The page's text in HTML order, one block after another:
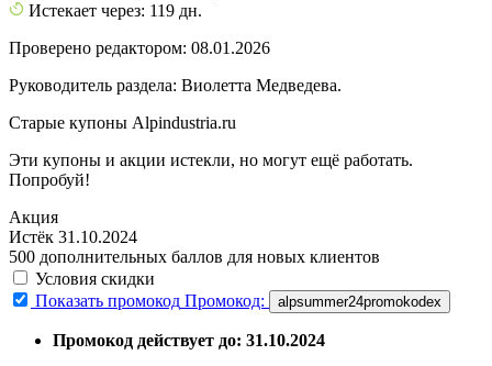
Истекает через: 119 дн.
Проверено редактором: 08.01.2026
Руководитель раздела: Виолетта Медведева.
Старые купоны Alpindustria.ru
Эти купоны и акции истекли, но могут ещё работать.
Попробуй!
Акция
Истёк 31.10.2024
500 дополнительных баллов для новых клиентов
Условия скидки
Показать промокод Промокод: alpsummer24promokodex
Промокод действует до: 31.10.2024